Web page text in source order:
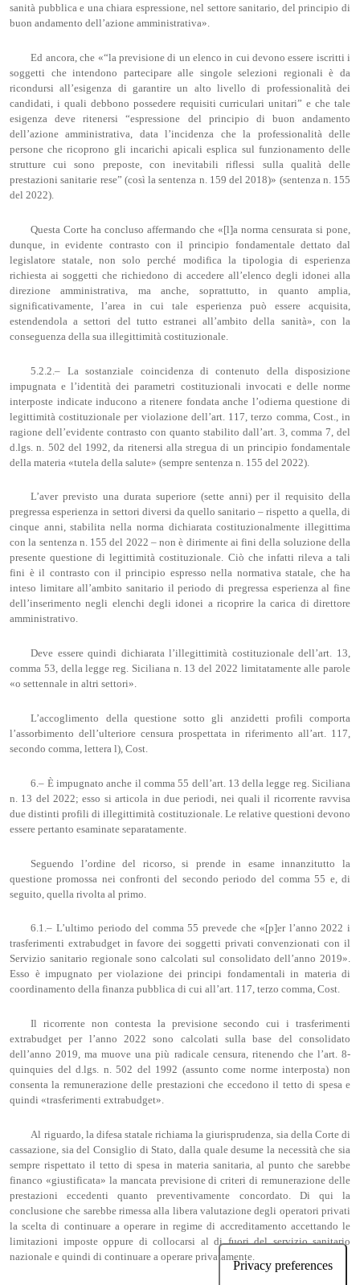
sanità pubblica e una chiara espressione, nel settore sanitario, del principio di
buon andamento dell’azione amministrativa».
Ed ancora, che «“la previsione di un elenco in cui devono essere iscritti i
soggetti che intendono partecipare alle singole selezioni regionali è da
ricondursi all’esigenza di garantire un alto livello di professionalità dei
candidati, i quali debbono possedere requisiti curriculari unitari” e che tale
esigenza deve ritenersi “espressione del principio di buon andamento
dell’azione amministrativa, data l’incidenza che la professionalità delle
persone che ricoprono gli incarichi apicali esplica sul funzionamento delle
strutture cui sono preposte, con inevitabili riflessi sulla qualità delle
prestazioni sanitarie rese” (così la sentenza n. 159 del 2018)» (sentenza n. 155
del 2022).
Questa Corte ha concluso affermando che «[l]a norma censurata si pone,
dunque, in evidente contrasto con il principio fondamentale dettato dal
legislatore statale, non solo perché modifica la tipologia di esperienza
richiesta ai soggetti che richiedono di accedere all’elenco degli idonei alla
direzione amministrativa, ma anche, soprattutto, in quanto amplia,
significativamente, l’area in cui tale esperienza può essere acquisita,
estendendola a settori del tutto estranei all’ambito della sanità», con la
conseguenza della sua illegittimità costituzionale.
5.2.2.– La sostanziale coincidenza di contenuto della disposizione
impugnata e l’identità dei parametri costituzionali invocati e delle norme
interposte indicate inducono a ritenere fondata anche l’odierna questione di
legittimità costituzionale per violazione dell’art. 117, terzo comma, Cost., in
ragione dell’evidente contrasto con quanto stabilito dall’art. 3, comma 7, del
d.lgs. n. 502 del 1992, da ritenersi alla stregua di un principio fondamentale
della materia «tutela della salute» (sempre sentenza n. 155 del 2022).
L’aver previsto una durata superiore (sette anni) per il requisito della
pregressa esperienza in settori diversi da quello sanitario – rispetto a quella, di
cinque anni, stabilita nella norma dichiarata costituzionalmente illegittima
con la sentenza n. 155 del 2022 – non è dirimente ai fini della soluzione della
presente questione di legittimità costituzionale. Ciò che infatti rileva a tali
fini è il contrasto con il principio espresso nella normativa statale, che ha
inteso limitare all’ambito sanitario il periodo di pregressa esperienza al fine
dell’inserimento negli elenchi degli idonei a ricoprire la carica di direttore
amministrativo.
Deve essere quindi dichiarata l’illegittimità costituzionale dell’art. 13,
comma 53, della legge reg. Siciliana n. 13 del 2022 limitatamente alle parole
«o settennale in altri settori».
L’accoglimento della questione sotto gli anzidetti profili comporta
l’assorbimento dell’ulteriore censura prospettata in riferimento all’art. 117,
secondo comma, lettera l), Cost.
6.– È impugnato anche il comma 55 dell’art. 13 della legge reg. Siciliana
n. 13 del 2022; esso si articola in due periodi, nei quali il ricorrente ravvisa
due distinti profili di illegittimità costituzionale. Le relative questioni devono
essere pertanto esaminate separatamente.
Seguendo l’ordine del ricorso, si prende in esame innanzitutto la
questione promossa nei confronti del secondo periodo del comma 55 e, di
seguito, quella rivolta al primo.
6.1.– L’ultimo periodo del comma 55 prevede che «[p]er l’anno 2022 i
trasferimenti extrabudget in favore dei soggetti privati convenzionati con il
Servizio sanitario regionale sono calcolati sul consolidato dell’anno 2019».
Esso è impugnato per violazione dei principi fondamentali in materia di
coordinamento della finanza pubblica di cui all’art. 117, terzo comma, Cost.
Il ricorrente non contesta la previsione secondo cui i trasferimenti
extrabudget per l’anno 2022 sono calcolati sulla base del consolidato
dell’anno 2019, ma muove una più radicale censura, ritenendo che l’art. 8-
quinquies del d.lgs. n. 502 del 1992 (assunto come norme interposta) non
consenta la remunerazione delle prestazioni che eccedono il tetto di spesa e
quindi «trasferimenti extrabudget».
Al riguardo, la difesa statale richiama la giurisprudenza, sia della Corte di
cassazione, sia del Consiglio di Stato, dalla quale desume la necessità che sia
sempre rispettato il tetto di spesa in materia sanitaria, al punto che sarebbe
financo «giustificata» la mancata previsione di criteri di remunerazione delle
prestazioni eccedenti quanto preventivamente concordato. Di qui la
conclusione che sarebbe rimessa alla libera valutazione degli operatori privati
la scelta di continuare a operare in regime di accreditamento accettando le
limitazioni imposte oppure di collocarsi al di fuori del servizio sanitario
nazionale e quindi di continuare a operare privatamente.